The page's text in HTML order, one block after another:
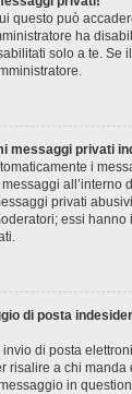
questo può
ha
solo a te. Se
messaggi privati
i
all’interno
privati
essi
di posta
di posta
risalire a chi manda
in